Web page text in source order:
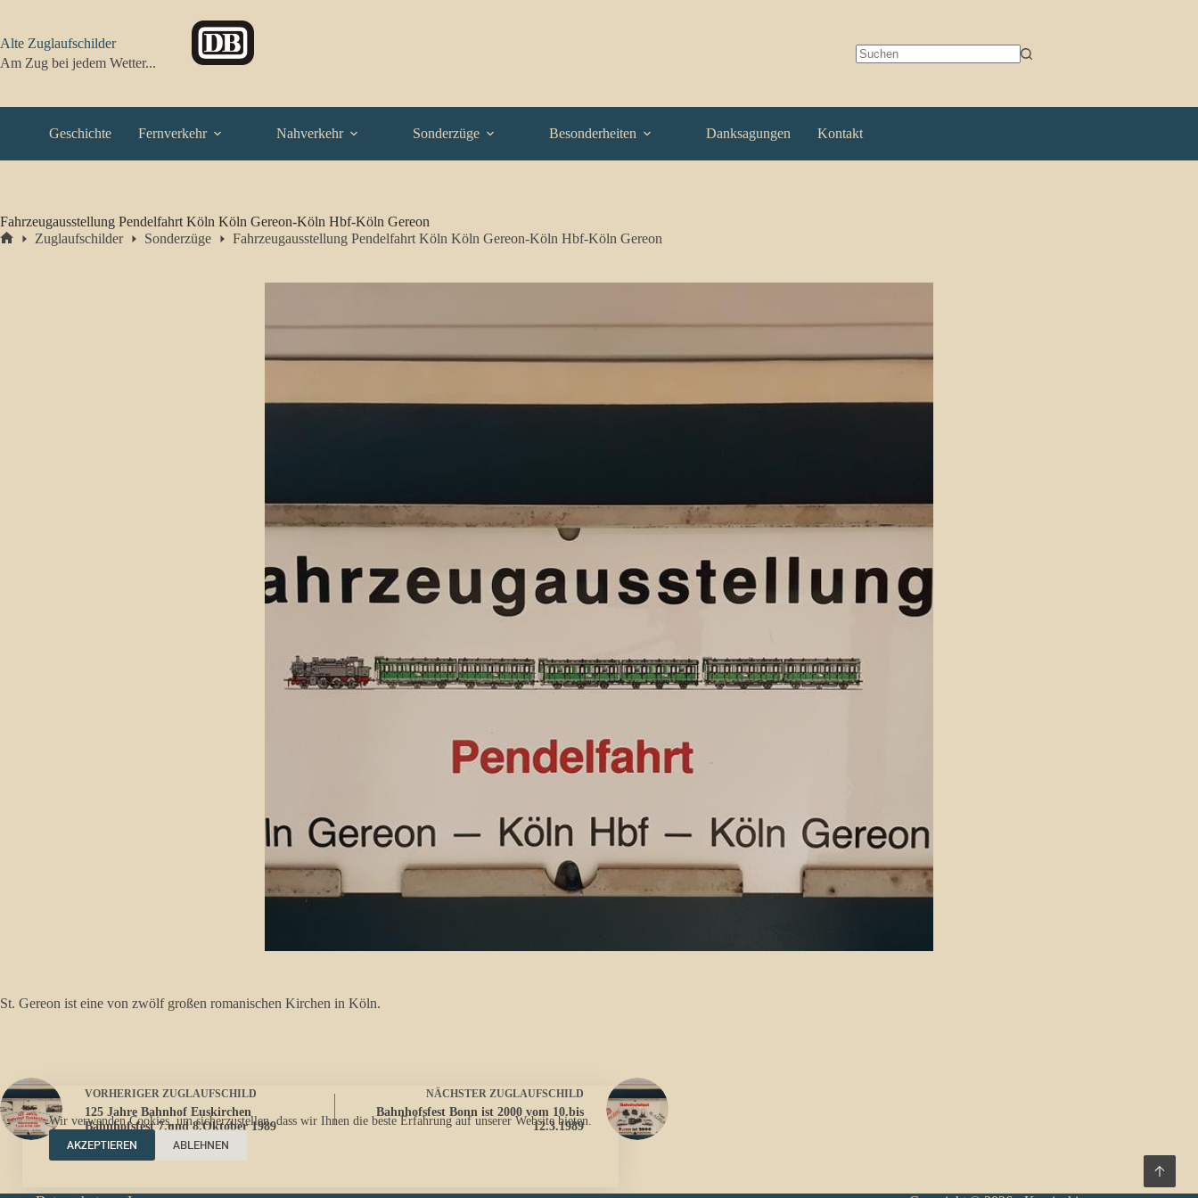
springen
Wir verwenden Cookies, um sicherzustellen, dass wir Ihnen die beste Erfahrung auf unserer Website bieten.
AKZEPTIEREN
ABLEHNEN
Alte Zuglaufschilder
Am Zug bei jedem Wetter...
Geschichte Fernverkehr Nahverkehr Sonderzüge Besonderheiten Danksagungen Kontakt
Fahrzeugausstellung Pendelfahrt Köln Köln Gereon-Köln Hbf-Köln Gereon
Zuglaufschilder Sonderzüge Fahrzeugausstellung Pendelfahrt Köln Köln Gereon-Köln Hbf-Köln Gereon
St. Gereon ist eine von zwölf großen romanischen Kirchen in Köln.
VORHERIGER ZUGLAUFSCHILD
125 Jahre Bahnhof Euskirchen
Bahnhofsfest 7.und 8.Oktober 1989
NÄCHSTER ZUGLAUFSCHILD
Bahnhofsfest Bonn ist 2000 vom 10.bis
12.3.1989